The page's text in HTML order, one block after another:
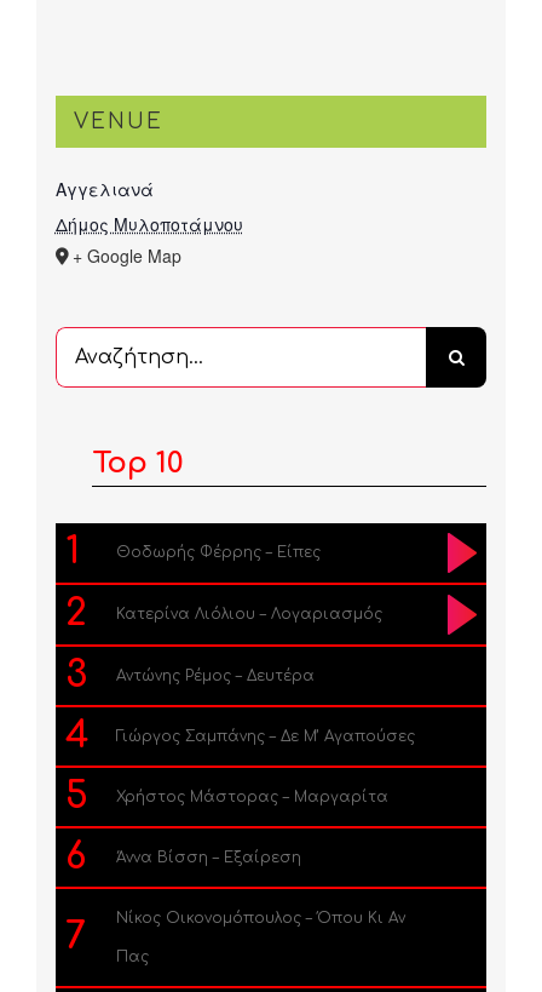
VENUE
Αγγελιανά
Δήμος Μυλοποτάμνου
+ Google Map
Αναζήτηση
...
Top 10
1 Θοδωρής Φέρρης – Είπες
2 Κατερίνα Λιόλιου – Λογαριασμός
3 Αντώνης Ρέμος – Δευτέρα
4 Γιώργος Σαμπάνης – Δε Μ’ Αγαπούσες
5 Χρήστος Μάστορας – Μαργαρίτα
6 Άννα Βίσση – Εξαίρεση
7 Νίκος Οικονομόπουλος – Όπου Κι Αν
Πας